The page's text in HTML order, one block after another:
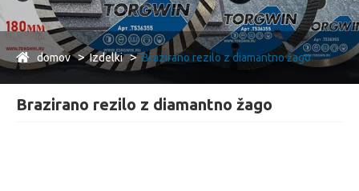
domov Izdelki Brazirano rezilo z diamantno žago
Brazirano rezilo z diamantno žago